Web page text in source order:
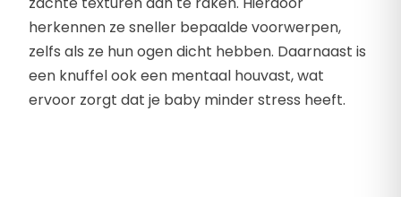
herkennen ze sneller bepaalde voorwerpen,
zelfs als ze hun ogen dicht hebben. Daarnaast is
een knuffel ook een mentaal houvast, wat
ervoor zorgt dat je baby minder stress heeft.